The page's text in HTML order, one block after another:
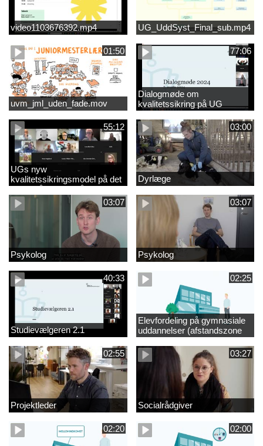
video1103676392.mp4 UG_UddSyst_Final_sub.mp4
01:50
uvm_jml_uden_fade.mov
77:06
Dialogmøde om
kvalitetssikring på UG
55:12
UGs nyw
kvalitetssikringsmodel på det
videregående område
03:00
Dyrlæge
03:07
Psykolog
03:07
Psykolog
40:33
Studievælgeren 2.1
02:25
Elevfordeling på gymnasiale
uddannelser (afstandszone
redigeret)
02:55
Projektleder
03:27
Socialrådgiver
02:20 02:00